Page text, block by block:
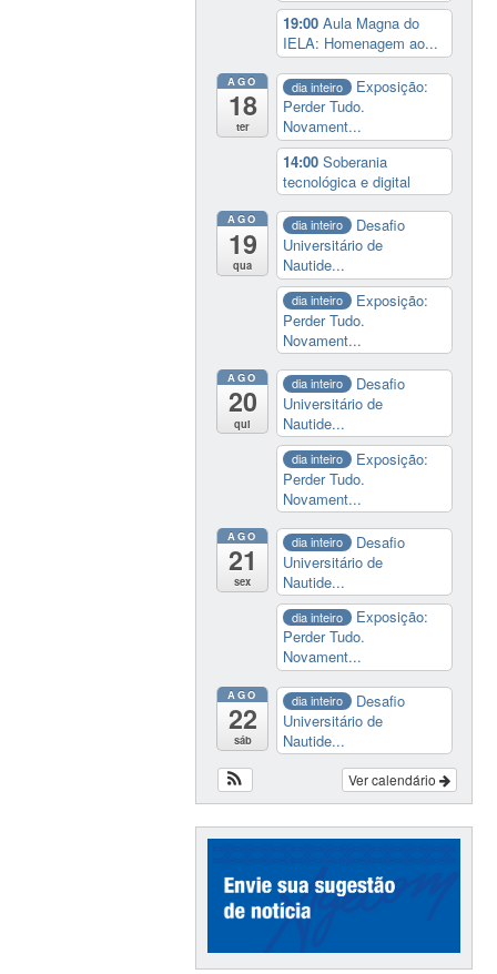
19:00Aula Magna do
IELA: Homenagem ao...
AGO
18
ter
dia inteiro
Exposição:
Perder Tudo.
Novament...
14:00Soberania
tecnológica e digital
AGO
19
qua
dia inteiro
Desafio
Universitário de
Nautide...
dia inteiro
Exposição:
Perder Tudo.
Novament...
AGO
20
qui
dia inteiro
Desafio
Universitário de
Nautide...
dia inteiro
Exposição:
Perder Tudo.
Novament...
AGO
21
sex
dia inteiro
Desafio
Universitário de
Nautide...
dia inteiro
Exposição:
Perder Tudo.
Novament...
AGO
22
sáb
dia inteiro
Desafio
Universitário de
Nautide...
Ver calendário